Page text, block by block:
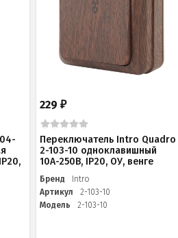
229₽
Переключатель Intro Quadro
2-103-10 одноклавишный
10А-250В, IP20, ОУ, венге
Бренд
Intro
Артикул
2-103-10
Модель
2-103-10